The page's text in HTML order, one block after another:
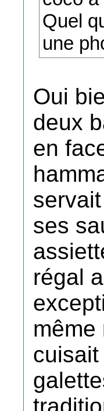
Quel
une
Oui
deux
en
ses
régal
même